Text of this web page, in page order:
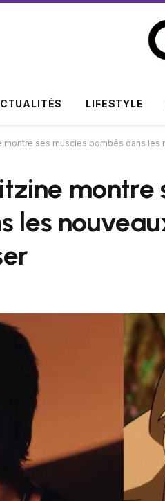
LIFESTYLE
montre ses muscles bombés dans
montre
les